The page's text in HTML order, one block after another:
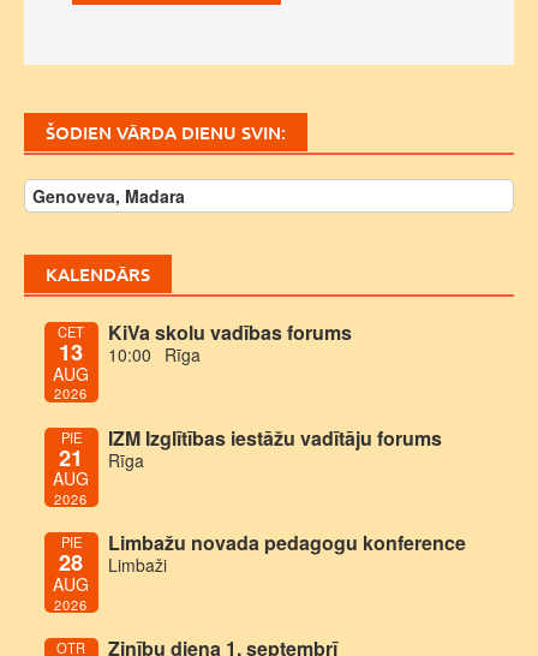
ŠODIEN VĀRDA DIENU SVIN:
Genoveva, Madara
KALENDĀRS
CET
13
AUG
2026
KiVa skolu vadības forums
10:00 Rīga
PIE
21
AUG
2026
IZM Izglītības iestāžu vadītāju forums
Rīga
PIE
28
AUG
2026
Limbažu novada pedagogu konference
Limbaži
OTR Zinību diena 1. septembrī